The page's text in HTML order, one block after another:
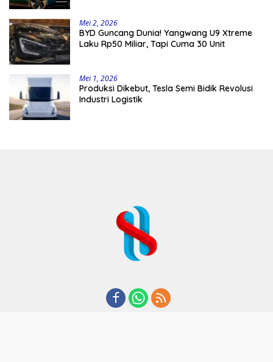
Mei 2, 2026
BYD Guncang Dunia! Yangwang U9 Xtreme
Laku Rp50 Miliar, Tapi Cuma 30 Unit
Mei 1, 2026
Produksi Dikebut, Tesla Semi Bidik Revolusi
Industri Logistik